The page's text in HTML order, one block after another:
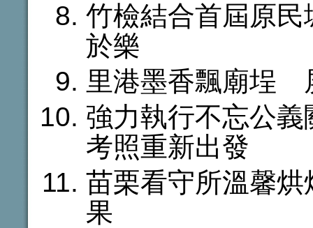
竹檢結合首屆原
於樂
里港墨香飄廟埕
強力執行不忘公
考照重新出發
苗栗看守所溫馨
果